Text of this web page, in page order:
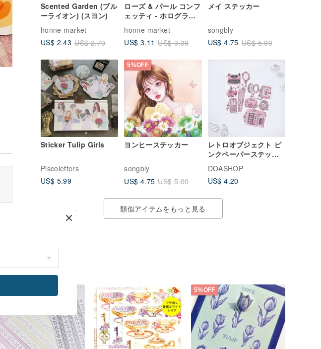
Scented Garden (ブル
ーライオン) (スヨン)
honne market
US$ 2.43 US$ 2.70
ローズ & パール コンフ
ェッティ - ホログラフ
ィック キュート シール
ステッカー (minher
studio)
honne market
US$ 3.11 US$ 3.30
メイ ステッカー
songbly
US$ 4.75 US$ 5.00
Sticker Tulip Girls
Piscoletters
US$ 5.99
5%OFF
ヨンヒーステッカー
songbly
US$ 4.75 US$ 5.00
レトロオブジェクト ピ
ンクペーパーステッカ
ー
DOASHOP
US$ 4.20
類似アイテムをもっと見る
5%OFF